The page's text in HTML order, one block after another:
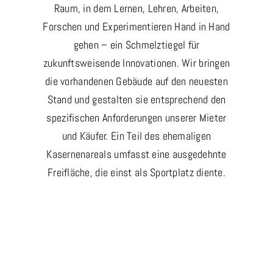
Raum, in dem Lernen, Lehren, Arbeiten,
Forschen und Experimentieren Hand in Hand
gehen – ein Schmelztiegel für
zukunftsweisende Innovationen. Wir bringen
die vorhandenen Gebäude auf den neuesten
Stand und gestalten sie entsprechend den
spezifischen Anforderungen unserer Mieter
und Käufer. Ein Teil des ehemaligen
Kasernenareals umfasst eine ausgedehnte
Freifläche, die einst als Sportplatz diente.